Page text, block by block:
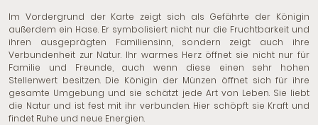
Im Vordergrund der Karte zeigt sich als Gefährte der Königin
außerdem ein Hase. Er symbolisiert nicht nur die Fruchtbarkeit und
ihren ausgeprägten Familiensinn, sondern zeigt auch ihre
Verbundenheit zur Natur. Ihr warmes Herz öffnet sie nicht nur für
Familie und Freunde, auch wenn diese einen sehr hohen
Stellenwert besitzen. Die Königin der Münzen öffnet sich für ihre
gesamte Umgebung und sie schätzt jede Art von Leben. Sie liebt
die Natur und ist fest mit ihr verbunden. Hier schöpft sie Kraft und
findet Ruhe und neue Energien.